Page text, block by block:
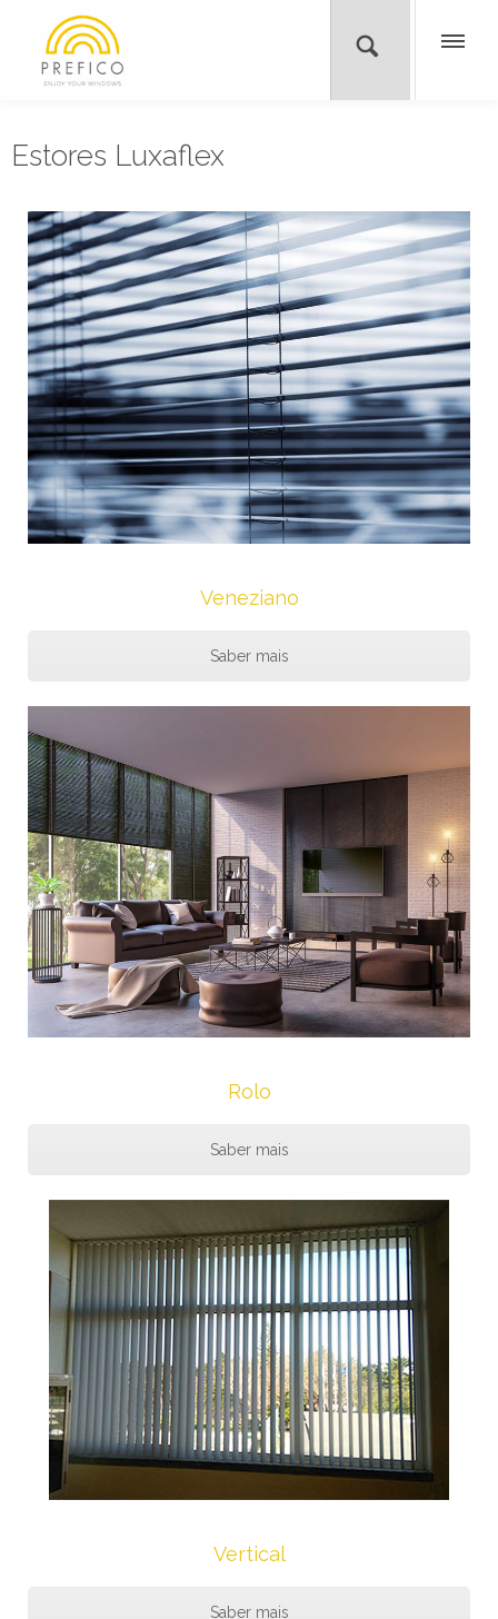
Estores Luxaflex
Veneziano
Saber mais
Rolo
Saber mais
Vertical
Saber mais